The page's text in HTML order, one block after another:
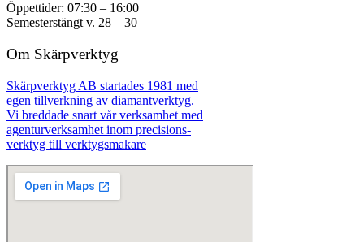
Öppettider: 07:30 – 16:00
Semesterstängt v. 28 – 30
Om Skärpverktyg
Skärpverktyg AB startades 1981 med
egen tillverkning av diamantverktyg.
Vi breddade snart vår verksamhet med
agenturverksamhet inom precisions-
verktyg till verktygsmakare